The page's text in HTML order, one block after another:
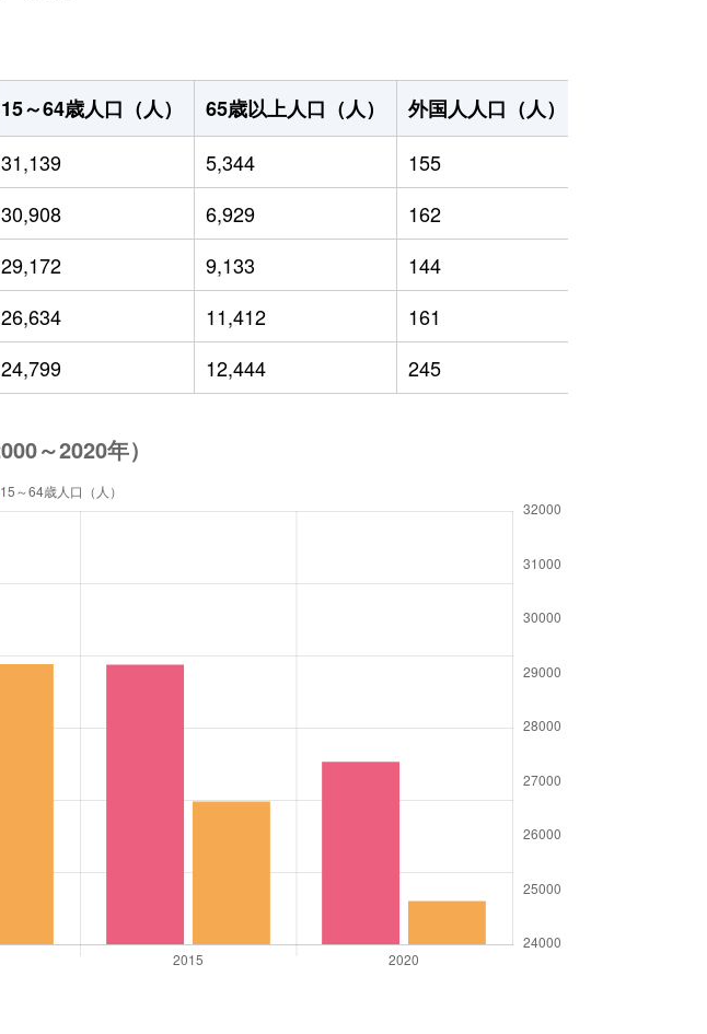
15～64歳人口（人） 65歳以上人口（人） 外国人人口（人）
31,139 5,344 155
30,908 6,929 162
29,172 9,133 144
26,634 11,412 161
24,799 12,444 245